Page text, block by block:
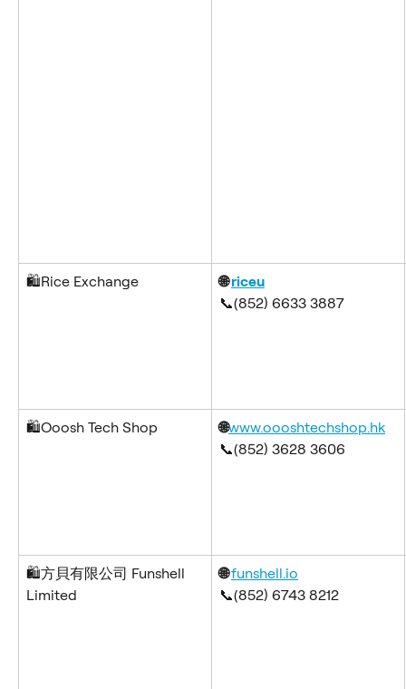
🛍️Rice Exchange 🌐 riceu
📞(852) 6633 3887
🛍️Ooosh Tech Shop 🌐www.oooshtechshop.hk
📞(852) 3628 3606
🛍️方貝有限公司 Funshell
Limited
🌐 funshell.io
📞(852) 6743 8212